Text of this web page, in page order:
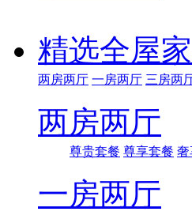
精选全屋
两房两厅 一房两厅 三房两
两房两厅
尊贵套餐 尊享套餐 奢
一房两厅